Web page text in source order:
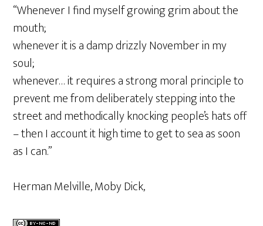
“Whenever I find myself growing grim about the
mouth;
whenever it is a damp drizzly November in my
soul;
whenever… it requires a strong moral principle to
prevent me from deliberately stepping into the
street and methodically knocking people’s hats off
– then I account it high time to get to sea as soon
as I can.”
Herman Melville, Moby Dick,